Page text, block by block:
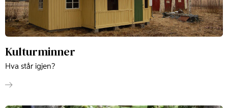
Kulturminner
Hva står igjen?